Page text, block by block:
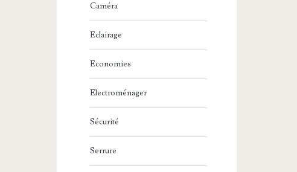
Caméra
Eclairage
Economies
Electroménager
Sécurité
Serrure